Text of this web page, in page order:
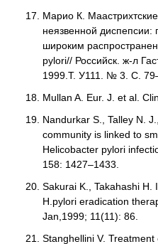
Марио К.
неязвенной
широким
pylori// Российск. ж-л
1999.Т. У111. № 3. С.
Mullan A. Eur. J. et al.
Nandurkar S., Talley N.
community is linked to
Helicobacter pylori
158: 1427–1433.
Sakurai K., Takahashi H.
H.pylori eradication
Jan,1999; 11(11): 86.
Stanghellini V.